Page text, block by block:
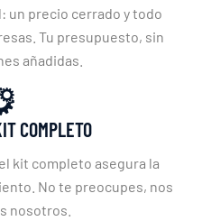
un precio cerrado y todo
Tu presupuesto, sin
añadidas.
COMPLETO
kit completo asegura la
No te preocupes, nos
nosotros.